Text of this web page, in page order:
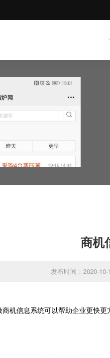
商机
发布时间：2020-
机信息系统可以帮助企业更快